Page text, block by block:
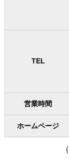
TEL
営業時間
ホームページ